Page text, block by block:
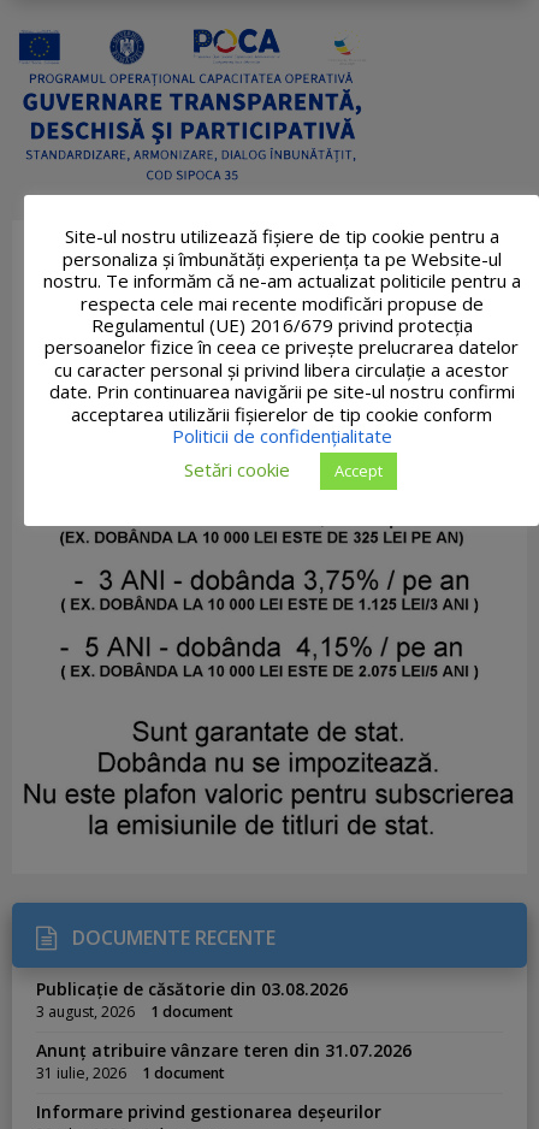
DOCUMENTE RECENTE
Publicație de căsătorie din 03.08.2026
3 august, 2026 1 document
Anunț atribuire vânzare teren din 31.07.2026
31 iulie, 2026 1 document
Informare privind gestionarea deșeurilor
Site-ul nostru utilizează fişiere de tip cookie pentru a
personaliza și îmbunătăți experiența ta pe Website-ul
nostru. Te informăm că ne-am actualizat politicile pentru a
respecta cele mai recente modificări propuse de
Regulamentul (UE) 2016/679 privind protecția
persoanelor fizice în ceea ce privește prelucrarea datelor
cu caracter personal și privind libera circulație a acestor
date. Prin continuarea navigării pe site-ul nostru confirmi
acceptarea utilizării fişierelor de tip cookie conform
Politicii de confidențialitate
Setări cookie
Accept